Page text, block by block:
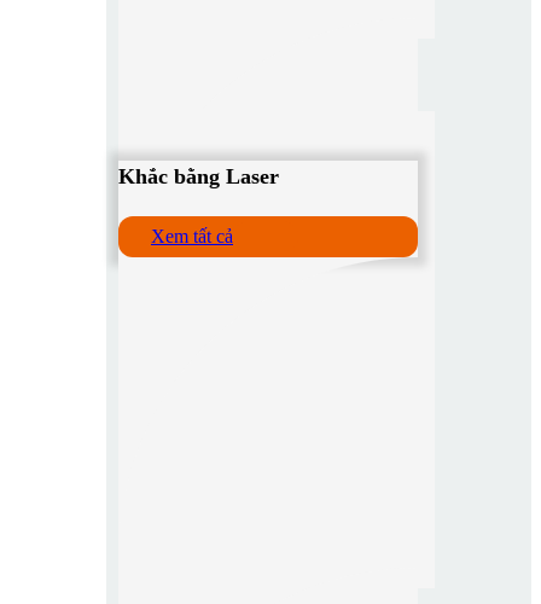
Khắc bằng Laser
Xem tất cả